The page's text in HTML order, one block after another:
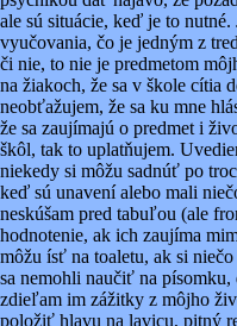
ale sú situácie, keď je to nutné.
vyučovania, čo je jedným z
či nie, to nie je predmetom
na žiakoch, že sa v škole cítia
neobťažujem, že sa ku mne
že sa zaujímajú o predmet i
škôl, tak to uplatňujem.
niekedy si môžu sadnúť po
keď sú unavení alebo mali
neskúšam pred tabuľou (ale
hodnotenie, ak ich zaujíma
môžu ísť na toaletu, ak si
sa nemohli naučiť na písomku,
zdieľam im zážitky z môjho
položiť hlavu na lavicu, pitný